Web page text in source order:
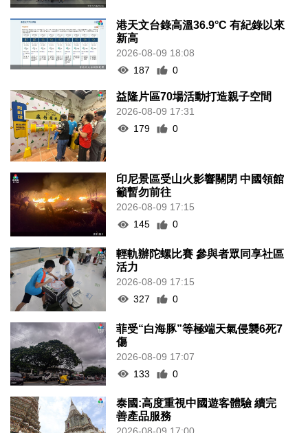
港天文台錄高溫36.9°C 有紀錄以來
新高
2026-08-09 18:08
187
0
益隆片區70場活動打造親子空間
2026-08-09 17:31
179
0
印尼景區受山火影響關閉 中國領館
籲暫勿前往
2026-08-09 17:15
145
0
輕軌辦陀螺比賽 參與者眾同享社區
活力
2026-08-09 17:15
327
0
菲受“白海豚”等極端天氣侵襲6死7
傷
2026-08-09 17:07
133
0
泰國:高度重視中國遊客體驗 續完
善產品服務